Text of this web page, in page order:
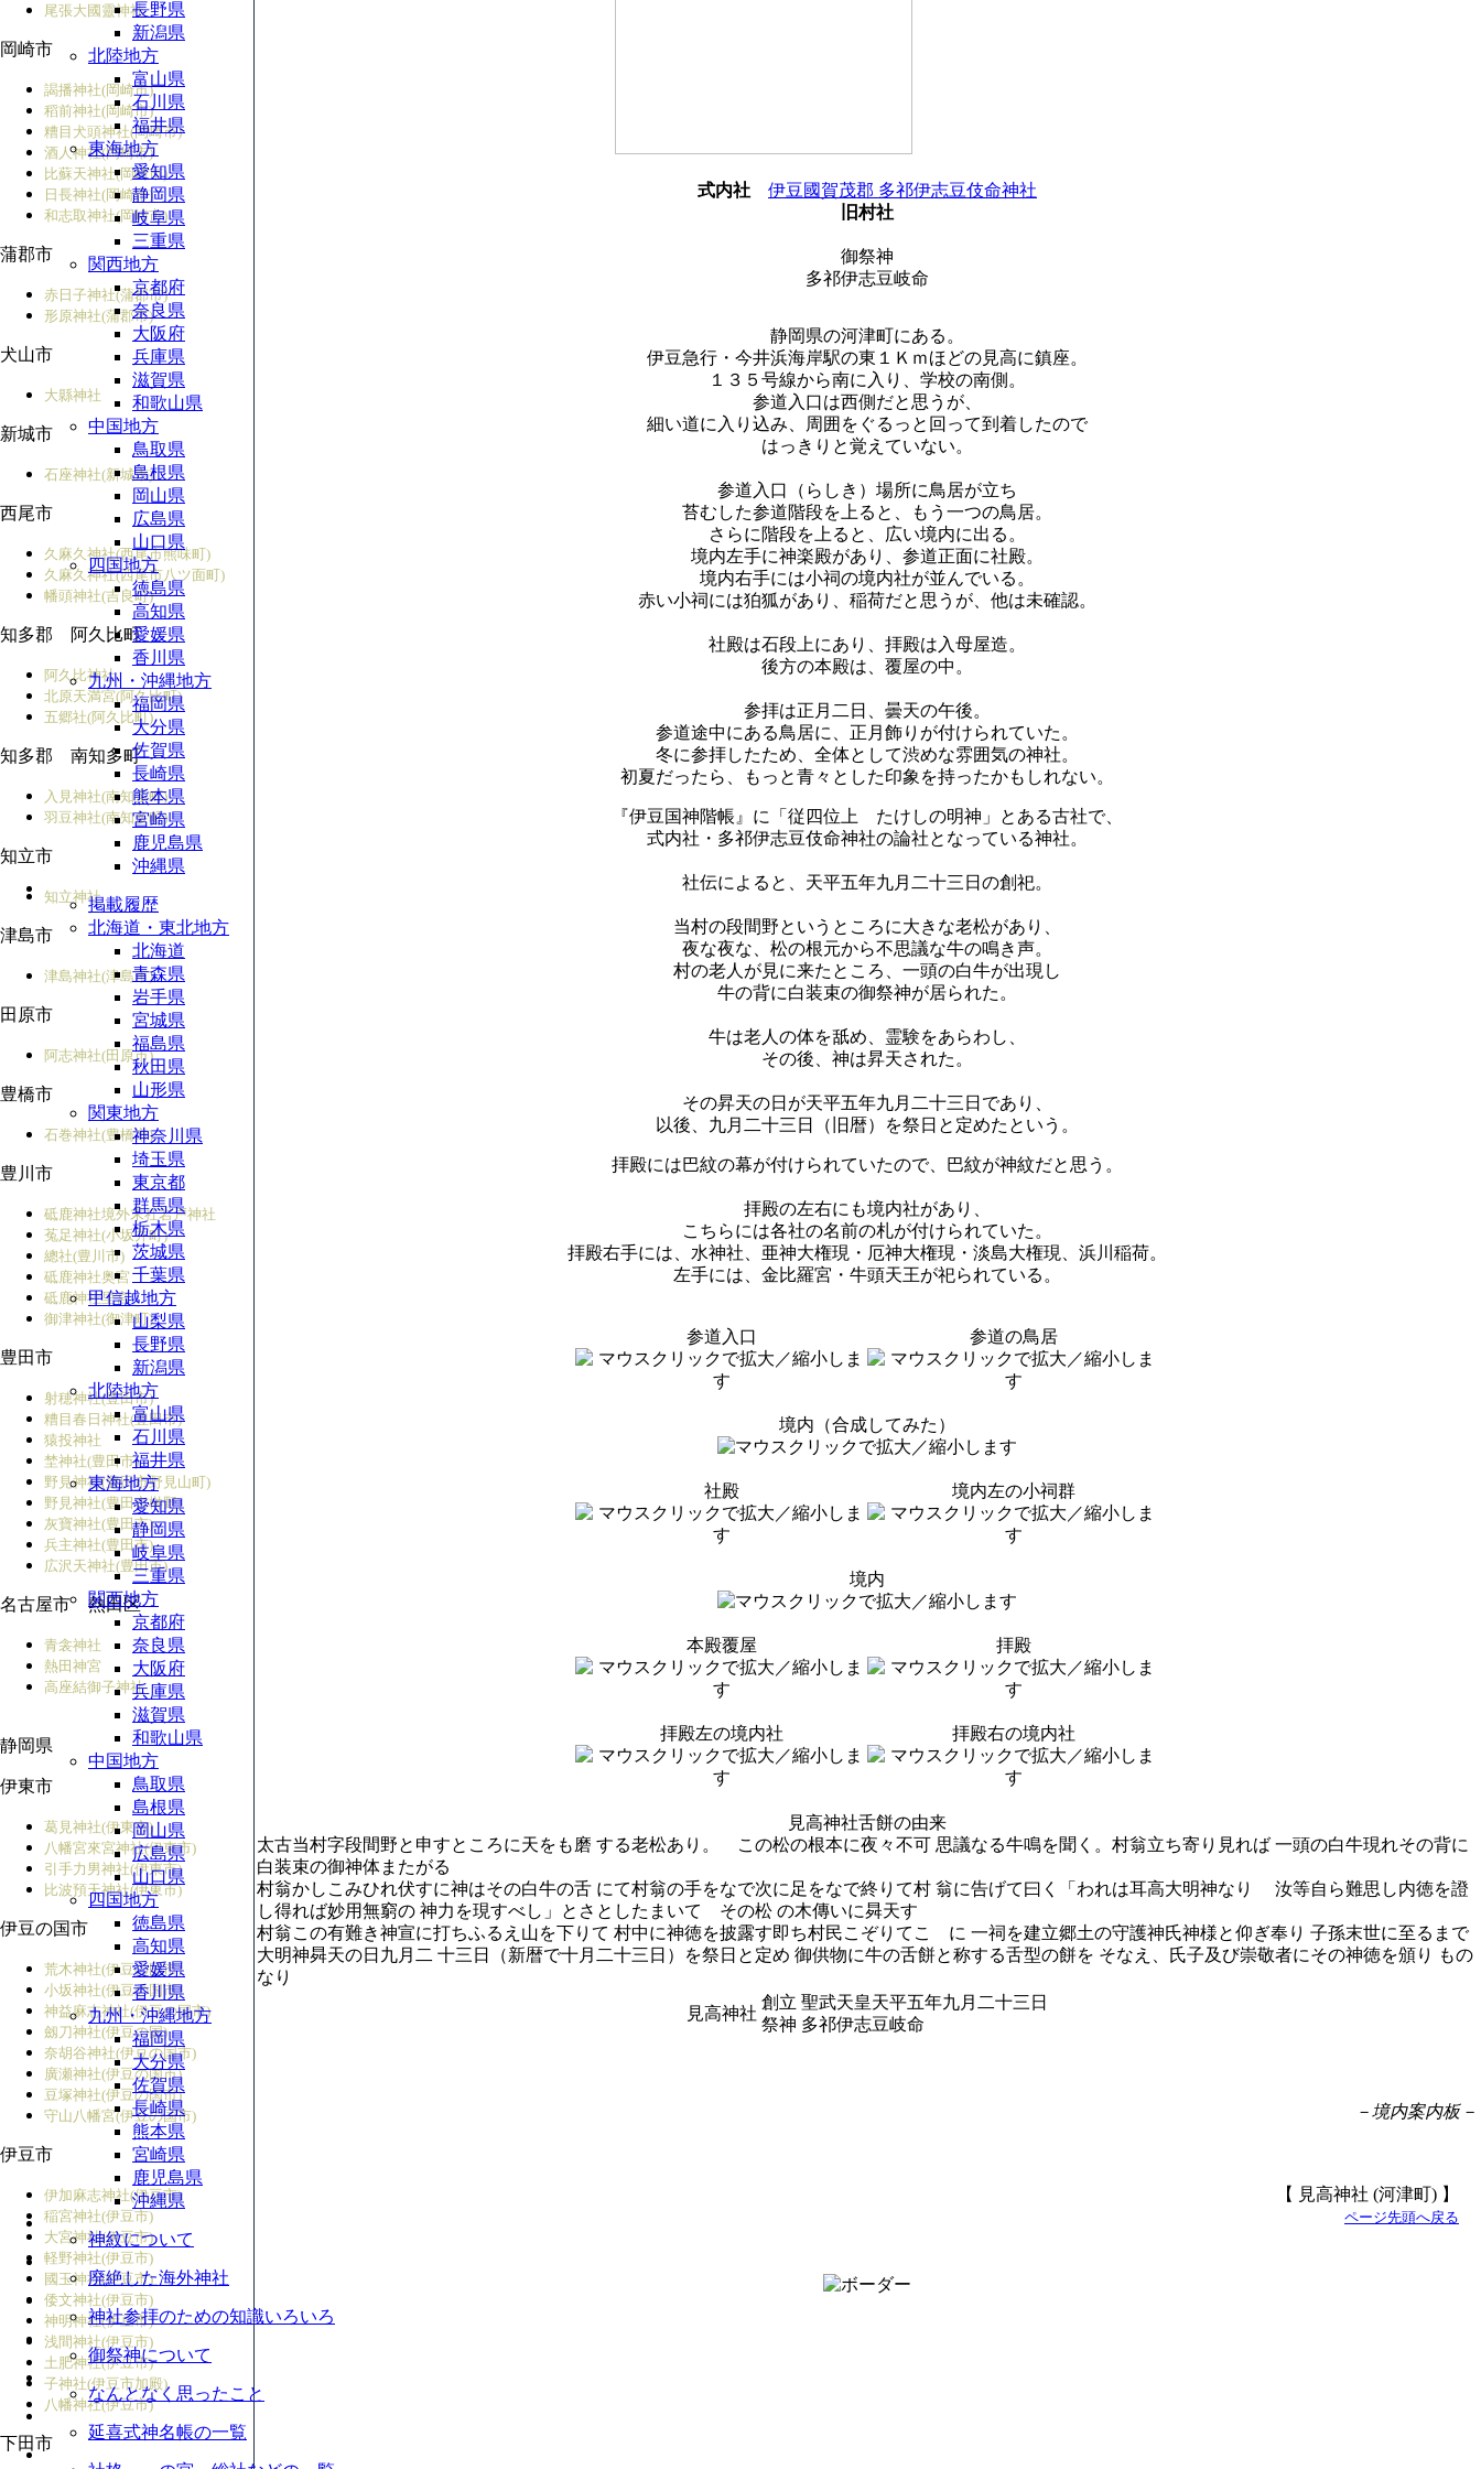
式内社
伊豆國賀茂郡 多祁伊志豆伎命神社
旧村社
御祭神
多祁伊志豆岐命
静岡県の河津町にある。
伊豆急行・今井浜海岸駅の東１Ｋｍほどの見高に鎮座。
１３５号線から南に入り、学校の南側。
参道入口は西側だと思うが、
細い道に入り込み、周囲をぐるっと回って到着したので
はっきりと覚えていない。
参道入口（らしき）場所に鳥居が立ち
苔むした参道階段を上ると、もう一つの鳥居。
さらに階段を上ると、広い境内に出る。
境内左手に神楽殿があり、参道正面に社殿。
境内右手には小祠の境内社が並んでいる。
赤い小祠には狛狐があり、稲荷だと思うが、他は未確認。
社殿は石段上にあり、拝殿は入母屋造。
後方の本殿は、覆屋の中。
参拝は正月二日、曇天の午後。
参道途中にある鳥居に、正月飾りが付けられていた。
冬に参拝したため、全体として渋めな雰囲気の神社。
初夏だったら、もっと青々とした印象を持ったかもしれない。
『伊豆国神階帳』に「従四位上 たけしの明神」とある古社で、
式内社・多祁伊志豆伎命神社の論社となっている神社。
社伝によると、天平五年九月二十三日の創祀。
当村の段間野というところに大きな老松があり、
夜な夜な、松の根元から不思議な牛の鳴き声。
村の老人が見に来たところ、一頭の白牛が出現し
牛の背に白装束の御祭神が居られた。
牛は老人の体を舐め、霊験をあらわし、
その後、神は昇天された。
その昇天の日が天平五年九月二十三日であり、
以後、九月二十三日（旧暦）を祭日と定めたという。
拝殿には巴紋の幕が付けられていたので、巴紋が神紋だと思う。
拝殿の左右にも境内社があり、
こちらには各社の名前の札が付けられていた。
拝殿右手には、水神社、亜神大権現・厄神大権現・淡島大権現、浜川稲荷。
左手には、金比羅宮・牛頭天王が祀られている。
参道入口 参道の鳥居
境内（合成してみた）
社殿 境内左の小祠群
境内
本殿覆屋 拝殿
拝殿左の境内社 拝殿右の境内社
見高神社舌餅の由来
太古当村字段間野と申すところに天をも磨 する老松あり。 この松の根本に夜々不可 思議なる牛鳴を聞く。村翁立ち寄り見れば 一頭の白牛現れその背に
白装束の御神体またがる
村翁かしこみひれ伏すに神はその白牛の舌 にて村翁の手をなで次に足をなで終りて村 翁に告げて曰く「われは耳高大明神なり 汝等自ら難思し内徳を證
し得れば妙用無窮の 神力を現すべし」とさとしたまいて その松 の木傳いに曻天す
村翁この有難き神宣に打ちふるえ山を下りて 村中に神徳を披露す即ち村民こぞりてこゝに 一祠を建立郷土の守護神氏神様と仰ぎ奉り 子孫末世に至るまで
大明神曻天の日九月二 十三日（新暦で十月二十三日）を祭日と定め 御供物に牛の舌餅と称する舌型の餅を そなえ、氏子及び崇敬者にその神徳を頒り もの
なり
見高神社
創立
祭神
聖武天皇天平五年九月二十三日
多祁伊志豆岐命
－境内案内板－
【 見高神社 (河津町) 】
ページ先頭へ戻る
尾張大國靈神社
岡崎市
謁播神社(岡崎市)
稻前神社(岡崎市)
糟目犬頭神社(岡崎市)
酒人神社(岡崎市)
比蘇天神社(岡崎市)
日長神社(岡崎市)
和志取神社(岡崎市)
蒲郡市
赤日子神社(蒲郡市)
形原神社(蒲郡市)
犬山市
大縣神社
新城市
石座神社(新城市)
西尾市
久麻久神社(西尾市熊味町)
久麻久神社(西尾市八ツ面町)
幡頭神社(吉良町)
知多郡 阿久比町
阿久比神社
北原天満宮(阿久比町)
五郷社(阿久比町)
知多郡 南知多町
入見神社(南知多町)
羽豆神社(南知多町)
知立市
知立神社
津島市
津島神社(津島市)
田原市
阿志神社(田原市)
豊橋市
石巻神社(豊橋市)
豊川市
砥鹿神社境外末社岩戸神社
菟足神社(小坂井町)
總社(豊川市)
砥鹿神社奥宮
砥鹿神社里宮
御津神社(御津町)
豊田市
射穂神社(豊田市)
糟目春日神社(豊田市)
猿投神社
埜神社(豊田市)
野見神社(豊田市野見山町)
野見神社(豊田市榊野)
灰寶神社(豊田市)
兵主神社(豊田市)
広沢天神社(豊田市)
名古屋市 熱田区
青衾神社
熱田神宮
高座結御子神社
静岡県
伊東市
葛見神社(伊東市)
八幡宮來宮神社(伊東市)
引手力男神社(伊東市)
比波預天神社(伊東市)
伊豆の国市
荒木神社(伊豆の国市)
小坂神社(伊豆の国市)
神益麻志神社(伊豆の国市)
劔刀神社(伊豆の国)
奈胡谷神社(伊豆の国市)
廣瀬神社(伊豆の国市)
豆塚神社(伊豆の国市)
守山八幡宮(伊豆の国市)
伊豆市
伊加麻志神社(伊豆市)
稲宮神社(伊豆市)
大宮神社(伊豆市)
軽野神社(伊豆市)
國玉神社(伊豆市)
倭文神社(伊豆市)
神明神社(伊豆市)
浅間神社(伊豆市)
土肥神社(伊豆市)
子神社(伊豆市加殿)
八幡神社(伊豆市)
下田市
長野県
新潟県
北陸地方
富山県
石川県
福井県
東海地方
愛知県
静岡県
岐阜県
三重県
関西地方
京都府
奈良県
大阪府
兵庫県
滋賀県
和歌山県
中国地方
鳥取県
島根県
岡山県
広島県
山口県
四国地方
徳島県
高知県
愛媛県
香川県
九州・沖縄地方
福岡県
大分県
佐賀県
長崎県
熊本県
宮崎県
鹿児島県
沖縄県
掲載履歴
北海道・東北地方
北海道
青森県
岩手県
宮城県
福島県
秋田県
山形県
関東地方
神奈川県
埼玉県
東京都
群馬県
栃木県
茨城県
千葉県
甲信越地方
山梨県
長野県
新潟県
北陸地方
富山県
石川県
福井県
東海地方
愛知県
静岡県
岐阜県
三重県
関西地方
京都府
奈良県
大阪府
兵庫県
滋賀県
和歌山県
中国地方
鳥取県
島根県
岡山県
広島県
山口県
四国地方
徳島県
高知県
愛媛県
香川県
九州・沖縄地方
福岡県
大分県
佐賀県
長崎県
熊本県
宮崎県
鹿児島県
沖縄県
神紋について
廃絶した海外神社
神社参拝のための知識いろいろ
御祭神について
なんとなく思ったこと
延喜式神名帳の一覧